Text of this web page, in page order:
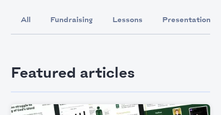
All Fundraising Lessons Presentation
Featured articles